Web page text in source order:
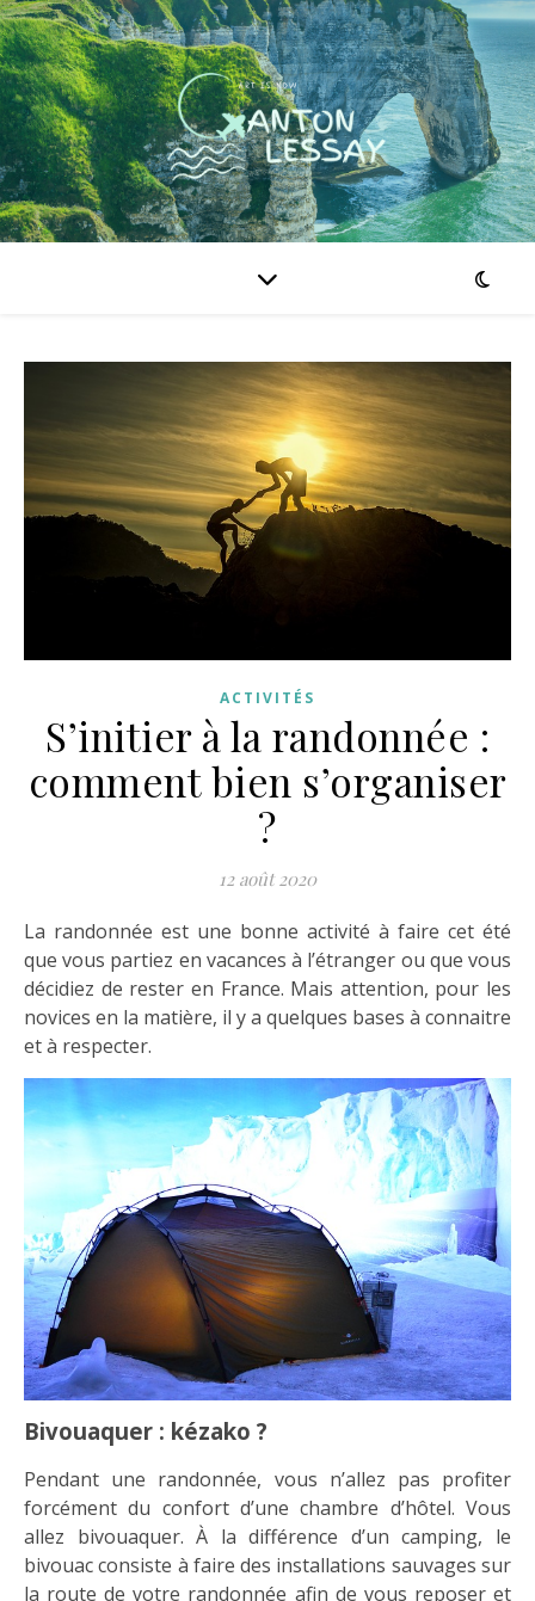
ACTIVITÉS
S’initier à la randonnée :
comment bien s’organiser
?
12 août 2020
La randonnée est une bonne activité à faire cet été
que vous partiez en vacances à l’étranger ou que vous
décidiez de rester en France. Mais attention, pour les
novices en la matière, il y a quelques bases à connaitre
et à respecter.
Bivouaquer : kézako ?
Pendant une randonnée, vous n’allez pas profiter
forcément du confort d’une chambre d’hôtel. Vous
allez bivouaquer. À la différence d’un camping, le
bivouac consiste à faire des installations sauvages sur
la route de votre randonnée afin de vous reposer et